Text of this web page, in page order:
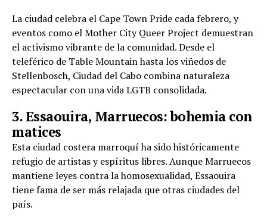
La ciudad celebra el Cape Town Pride cada febrero, y
eventos como el Mother City Queer Project demuestran
el activismo vibrante de la comunidad. Desde el
teleférico de Table Mountain hasta los viñedos de
Stellenbosch, Ciudad del Cabo combina naturaleza
espectacular con una vida LGTB consolidada.
3. Essaouira, Marruecos: bohemia con
matices
Esta ciudad costera marroquí ha sido históricamente
refugio de artistas y espíritus libres. Aunque Marruecos
mantiene leyes contra la homosexualidad, Essaouira
tiene fama de ser más relajada que otras ciudades del
país.